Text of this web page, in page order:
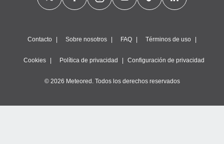
Contacto Sobre nosotros FAQ Términos de uso
Cookies Política de privacidad Configuración de privacidad
© 2026 Meteored. Todos los derechos reservados